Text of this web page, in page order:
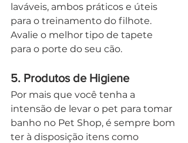
laváveis, ambos práticos e úteis
para o treinamento do filhote.
Avalie o melhor tipo de tapete
para o porte do seu cão.
5. Produtos de Higiene
Por mais que você tenha a
intensão de levar o pet para tomar
banho no Pet Shop, é sempre bom
ter à disposição itens como